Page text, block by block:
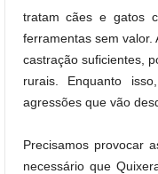
tratam cães e gatos
ferramentas sem valor.
castração suficientes,
rurais. Enquanto
agressões que vão
Precisamos provocar
necessário que